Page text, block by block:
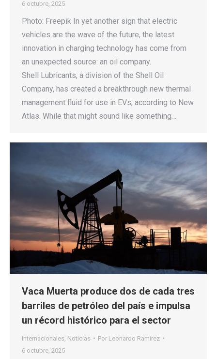
6 octubre, 2025
Photo: Freepik In yet another sign that electric
vehicles are the wave of the future, the latest
innovation in charging technology has come from
an unexpected source: an oil company.
Shell Lubricants, a division of the Shell Oil
Company, has created a breakthrough new thermal
management fluid for use in EVs, according to New
Atlas. While that might sound like something…
Vaca Muerta produce dos de cada tres
barriles de petróleo del país e impulsa
un récord histórico para el sector
Internacionales Noticias Por Leonardo Ramirez
6 octubre, 2025